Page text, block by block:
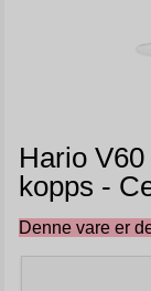
Hario
kopps -
Denne vare er